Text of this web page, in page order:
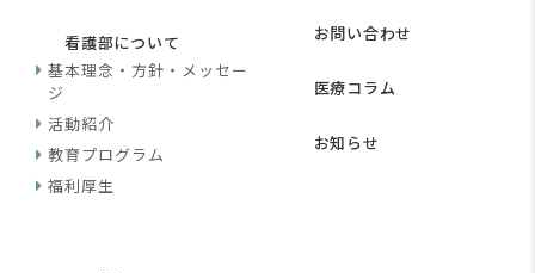
看護部について
基本理念・方針・メッセー
ジ
活動紹介
教育プログラム
福利厚生
お問い合わせ
医療コラム
お知らせ